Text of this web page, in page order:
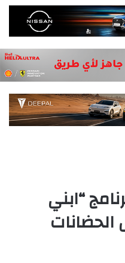
“ابني
الحضانات